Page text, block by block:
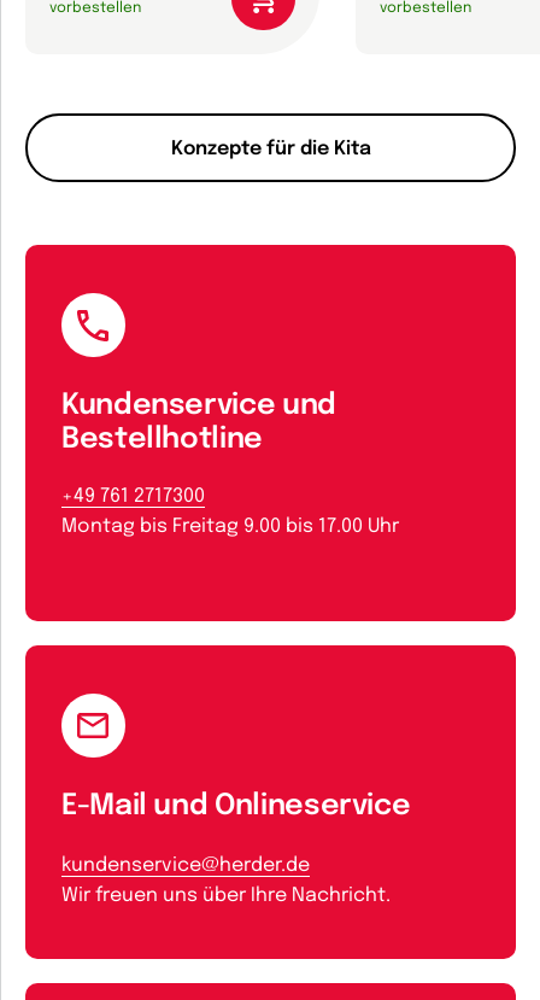
Konzepte für die Kita
vorbestellen
vorbestellen
Kundenservice und
Bestellhotline
+49 761 2717300
Montag bis Freitag 9.00 bis 17.00 Uhr
E-Mail und Onlineservice
kundenservice@herder.de
Wir freuen uns über Ihre Nachricht.